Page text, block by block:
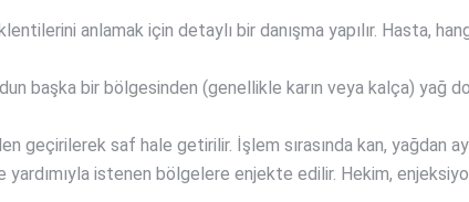
anlamak için detaylı bir danışma yapılır. Hasta,
başka bir bölgesinden (genellikle karın veya kalça) yağ
geçirilerek saf hale getirilir. İşlem sırasında kan, yağdan
istenen bölgelere enjekte edilir. Hekim,